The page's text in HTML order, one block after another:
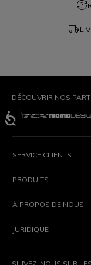
question_exchange
local_shipping
DÉCOUVRIR NOS
SERVICE CLIENTS
PRODUITS
À PROPOS DE NOUS
JURIDIQUE